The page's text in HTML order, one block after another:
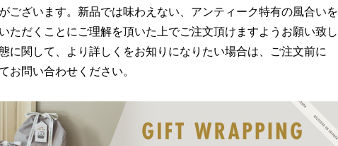
ございます。新品では味わえない、アンティーク特有の風合いを
ただくことにご理解を頂いた上でご注文頂けますようお願い致し
に関して、より詳しくをお知りになりたい場合は、ご注文前に
お問い合わせください。